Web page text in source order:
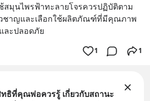
สมุนไพรฟ้าทะลายโจรควรปฏิบัติตาม
ชาญและเลือกใช้ผลิตภัณฑ์ที่มีคุณภาพ
ละปลอดภัย
1 1
ธิที่คุณพ่อควรรู้ เกี่ยวกับสถานะ